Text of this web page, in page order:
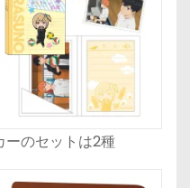
ーのセットは2種